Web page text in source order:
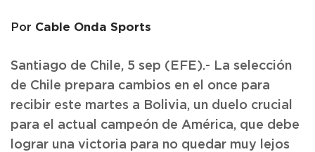
Por Cable Onda Sports
Santiago de Chile, 5 sep (EFE).- La selección
de Chile prepara cambios en el once para
recibir este martes a Bolivia, un duelo crucial
para el actual campeón de América, que debe
lograr una victoria para no quedar muy lejos